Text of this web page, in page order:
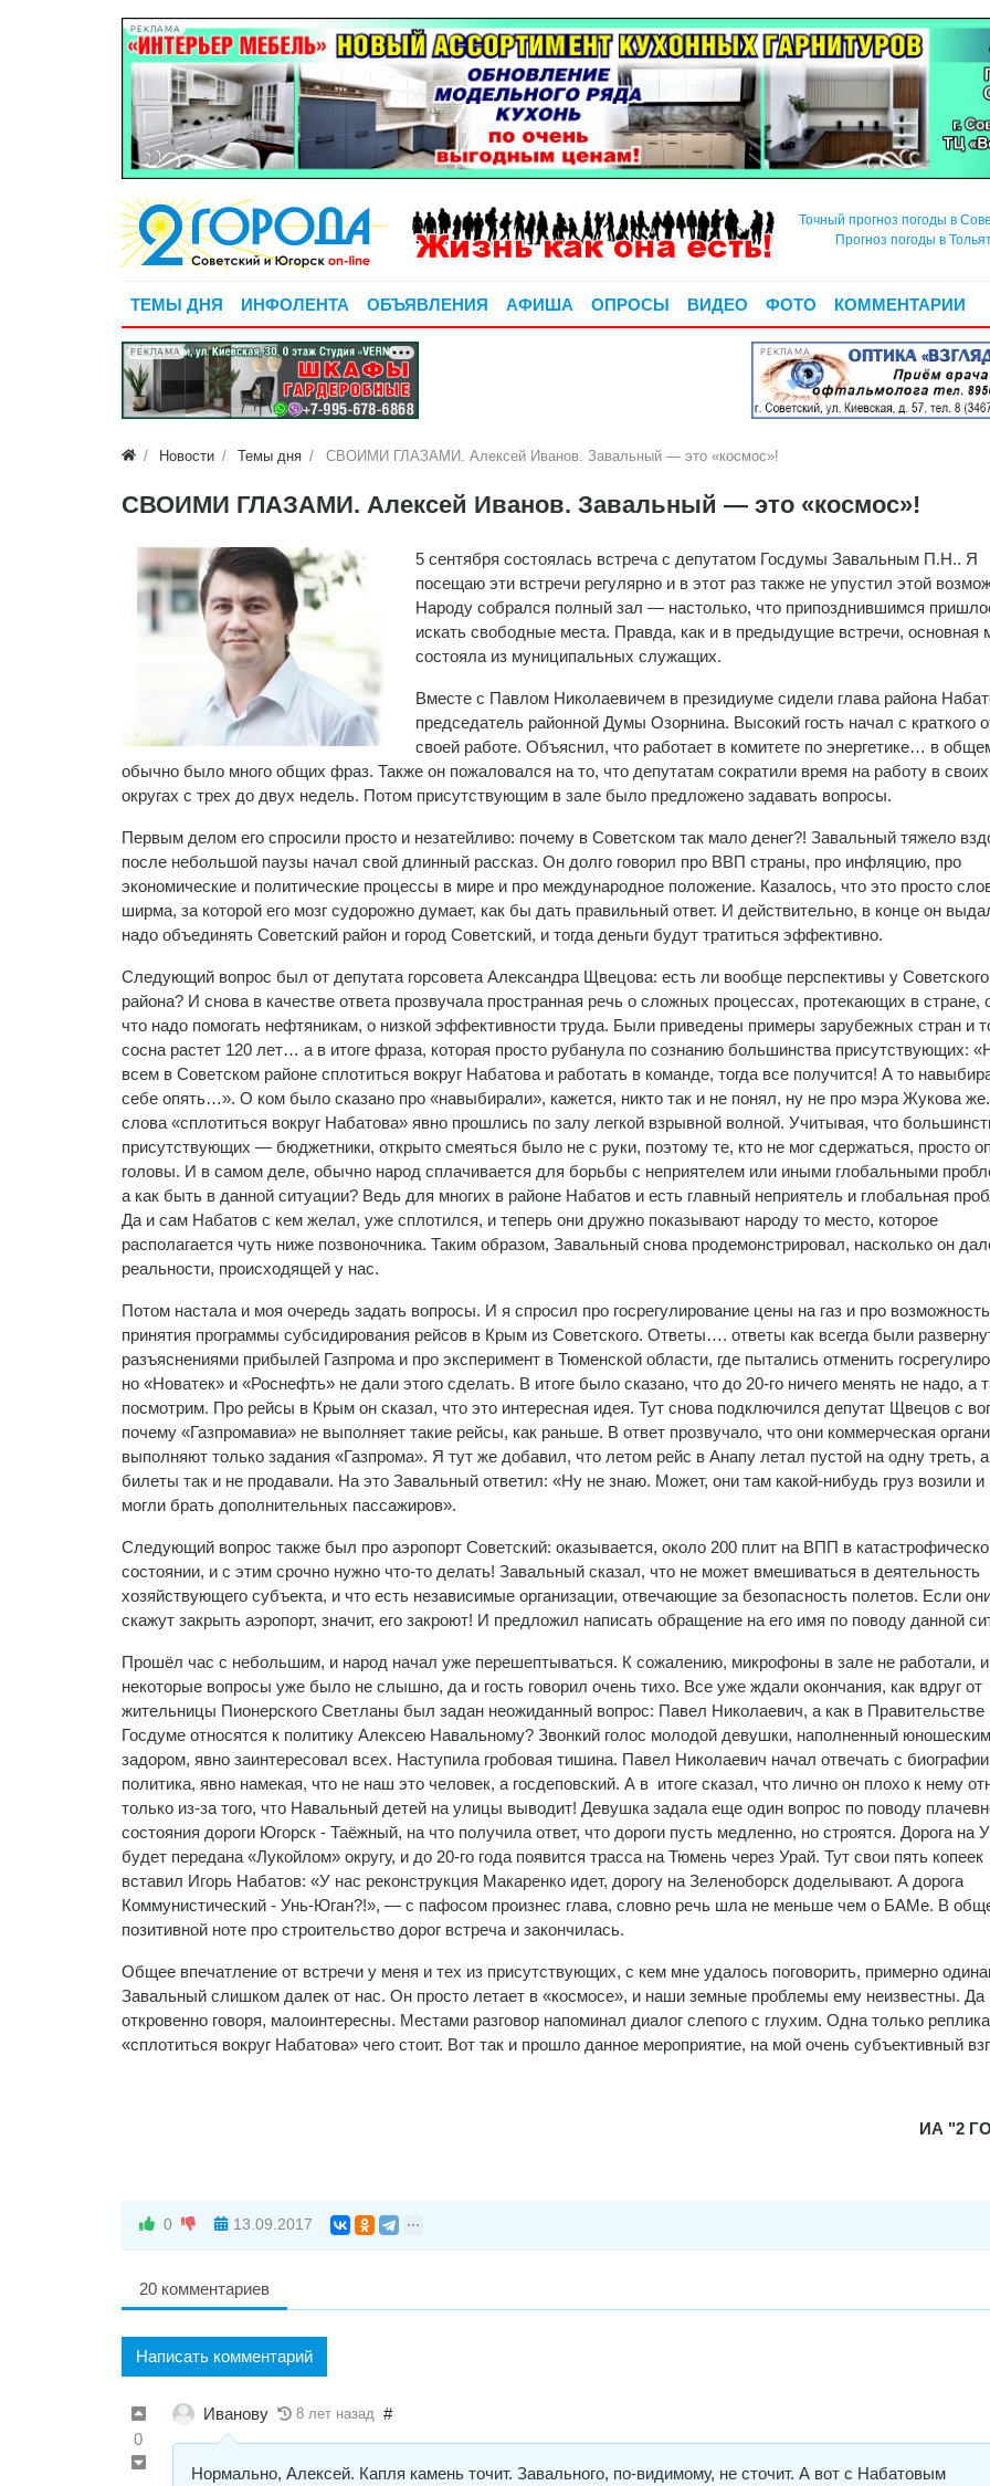
РЕКЛАМА
Точный прогноз погоды в
Прогноз погоды в
ТЕМЫ ДНЯ ИНФОЛЕНТА ОБЪЯВЛЕНИЯ АФИША ОПРОСЫ ВИДЕО ФОТО КОММЕНТАРИИ
РЕКЛАМА РЕКЛАМА
Новости Темы дня СВОИМИ ГЛАЗАМИ. Алексей Иванов. Завальный — это «космос»!
СВОИМИ ГЛАЗАМИ. Алексей Иванов. Завальный — это «космос»!
5 сентября состоялась встреча с депутатом Госдумы Завальным П.Н.. Я
посещаю эти встречи регулярно и в этот раз также не упустил этой
Народу собрался полный зал — настолько, что припозднившимся
искать свободные места. Правда, как и в предыдущие встречи, основная
состояла из муниципальных служащих.
Вместе с Павлом Николаевичем в президиуме сидели глава района
председатель районной Думы Озорнина. Высокий гость начал с краткого
своей работе. Объяснил, что работает в комитете по энергетике… в
обычно было много общих фраз. Также он пожаловался на то, что депутатам сократили время на работу в своих
округах с трех до двух недель. Потом присутствующим в зале было предложено задавать вопросы.
Первым делом его спросили просто и незатейливо: почему в Советском так мало денег?! Завальный тяжело
после небольшой паузы начал свой длинный рассказ. Он долго говорил про ВВП страны, про инфляцию, про
экономические и политические процессы в мире и про международное положение. Казалось, что это просто
ширма, за которой его мозг судорожно думает, как бы дать правильный ответ. И действительно, в конце он
надо объединять Советский район и город Советский, и тогда деньги будут тратиться эффективно.
Следующий вопрос был от депутата горсовета Александра Щвецова: есть ли вообще перспективы у Советского
района? И снова в качестве ответа прозвучала пространная речь о сложных процессах, протекающих в стране,
что надо помогать нефтяникам, о низкой эффективности труда. Были приведены примеры зарубежных стран и
сосна растет 120 лет… а в итоге фраза, которая просто рубанула по сознанию большинства присутствующих:
всем в Советском районе сплотиться вокруг Набатова и работать в команде, тогда все получится! А то
себе опять…». О ком было сказано про «навыбирали», кажется, никто так и не понял, ну не про мэра Жукова
слова «сплотиться вокруг Набатова» явно прошлись по залу легкой взрывной волной. Учитывая, что
присутствующих — бюджетники, открыто смеяться было не с руки, поэтому те, кто не мог сдержаться, просто
головы. И в самом деле, обычно народ сплачивается для борьбы с неприятелем или иными глобальными
а как быть в данной ситуации? Ведь для многих в районе Набатов и есть главный неприятель и глобальная
Да и сам Набатов с кем желал, уже сплотился, и теперь они дружно показывают народу то место, которое
располагается чуть ниже позвоночника. Таким образом, Завальный снова продемонстрировал, насколько он
реальности, происходящей у нас.
Потом настала и моя очередь задать вопросы. И я спросил про госрегулирование цены на газ и про возможность
принятия программы субсидирования рейсов в Крым из Советского. Ответы…. ответы как всегда были
разъяснениями прибылей Газпрома и про эксперимент в Тюменской области, где пытались отменить
но «Новатек» и «Роснефть» не дали этого сделать. В итоге было сказано, что до 20-го ничего менять не надо, а
посмотрим. Про рейсы в Крым он сказал, что это интересная идея. Тут снова подключился депутат Щвецов с
почему «Газпромавиа» не выполняет такие рейсы, как раньше. В ответ прозвучало, что они коммерческая
выполняют только задания «Газпрома». Я тут же добавил, что летом рейс в Анапу летал пустой на одну треть, а
билеты так и не продавали. На это Завальный ответил: «Ну не знаю. Может, они там какой-нибудь груз возили и
могли брать дополнительных пассажиров».
Следующий вопрос также был про аэропорт Советский: оказывается, около 200 плит на ВПП в
состоянии, и с этим срочно нужно что-то делать! Завальный сказал, что не может вмешиваться в деятельность
хозяйствующего субъекта, и что есть независимые организации, отвечающие за безопасность полетов. Если
скажут закрыть аэропорт, значит, его закроют! И предложил написать обращение на его имя по поводу данной
Прошёл час с небольшим, и народ начал уже перешептываться. К сожалению, микрофоны в зале не работали, и
некоторые вопросы уже было не слышно, да и гость говорил очень тихо. Все уже ждали окончания, как вдруг от
жительницы Пионерского Светланы был задан неожиданный вопрос: Павел Николаевич, а как в Правительстве
Госдуме относятся к политику Алексею Навальному? Звонкий голос молодой девушки, наполненный юношеским
задором, явно заинтересовал всех. Наступила гробовая тишина. Павел Николаевич начал отвечать с биографии
политика, явно намекая, что не наш это человек, а госдеповский. А в итоге сказал, что лично он плохо к нему
только из-за того, что Навальный детей на улицы выводит! Девушка задала еще один вопрос по поводу
состояния дороги Югорск - Таёжный, на что получила ответ, что дороги пусть медленно, но строятся. Дорога на
будет передана «Лукойлом» округу, и до 20-го года появится трасса на Тюмень через Урай. Тут свои пять копеек
вставил Игорь Набатов: «У нас реконструкция Макаренко идет, дорогу на Зеленоборск доделывают. А дорога
Коммунистический - Унь-Юган?!», — с пафосом произнес глава, словно речь шла не меньше чем о БАМе. В
позитивной ноте про строительство дорог встреча и закончилась.
Общее впечатление от встречи у меня и тех из присутствующих, с кем мне удалось поговорить, примерно
Завальный слишком далек от нас. Он просто летает в «космосе», и наши земные проблемы ему неизвестны. Да
откровенно говоря, малоинтересны. Местами разговор напоминал диалог слепого с глухим. Одна только
«сплотиться вокруг Набатова» чего стоит. Вот так и прошло данное мероприятие, на мой очень субъективный
ИА "2
0 13.09.2017
20 комментариев
Написать комментарий
0
Иванову 8 лет назад #
Нормально, Алексей. Капля камень точит. Завального, по-видимому, не сточит. А вот с Набатовым